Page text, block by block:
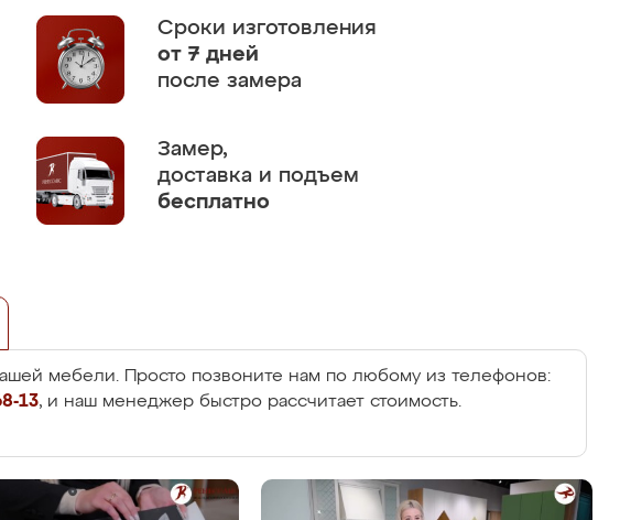
Сроки изготовления
от 7 дней
после замера
Замер,
доставка и подъем
бесплатно
мебели. Просто позвоните нам по любому из телефонов:
13, и наш менеджер быстро рассчитает стоимость.